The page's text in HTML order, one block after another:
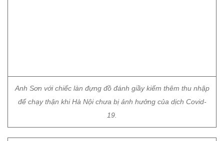
Anh Sơn với chiếc làn đựng đồ đánh giầy kiếm thêm thu nhập
để chạy thận khi Hà Nội chưa bị ảnh hưởng của dịch Covid-
19.